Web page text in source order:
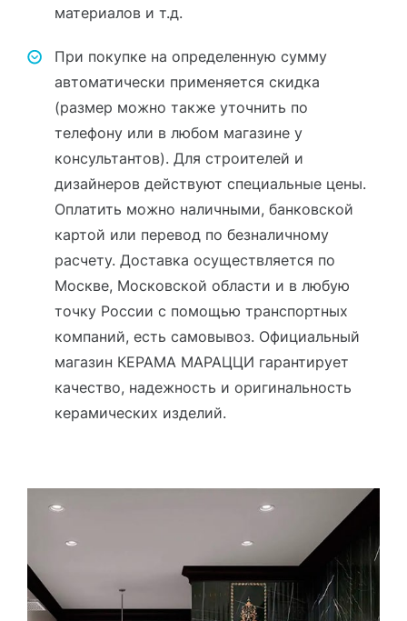
материалов и т.д.
При покупке на определенную сумму
автоматически применяется скидка
(размер можно также уточнить по
телефону или в любом магазине у
консультантов). Для строителей и
дизайнеров действуют специальные цены.
Оплатить можно наличными, банковской
картой или перевод по безналичному
расчету. Доставка осуществляется по
Москве, Московской области и в любую
точку России с помощью транспортных
компаний, есть самовывоз. Официальный
магазин КЕРАМА МАРАЦЦИ гарантирует
качество, надежность и оригинальность
керамических изделий.